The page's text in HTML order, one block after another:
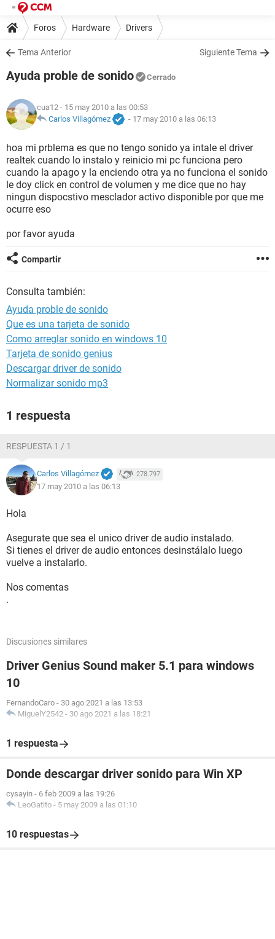
Foros Hardware Drivers
Tema Anterior Siguiente Tema
Ayuda proble de sonido Cerrado
cua12 - 15 may 2010 a las 00:53
Carlos Villagómez
- 17 may 2010 a las 06:13
hoa mi prblema es que no tengo sonido ya intale el driver
realtek cuando lo instalo y reinicio mi pc funciona pero
cuando la apago y la enciendo otra ya no funciona el sonido
le doy click en control de volumen y me dice que no hay
ningun dispocstivo mesclador activo disponible por que me
ocurre eso
por favor ayuda
Compartir
Consulta también:
Ayuda proble de sonido
Que es una tarjeta de sonido
Como arreglar sonido en windows 10
Tarjeta de sonido genius
Descargar driver de sonido
Normalizar sonido mp3
1 respuesta
RESPUESTA 1 / 1
Carlos Villagómez 278.797
17 may 2010 a las 06:13
Hola
Asegurate que sea el unico driver de audio instalado.
Si tienes el driver de audio entonces desinstálalo luego
vuelve a instalarlo.
Nos comentas
.
Discusiones similares
Driver Genius Sound maker 5.1 para windows
10
FernandoCaro - 30 ago 2021 a las 13:53
MiguelY2542 - 30 ago 2021 a las 18:21
1 respuesta
Donde descargar driver sonido para Win XP
cysayin - 6 feb 2009 a las 19:26
LeoGatito - 5 may 2009 a las 01:10
10 respuestas